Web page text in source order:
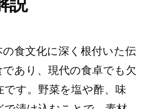
SEO
を
意
識
し
の食文化に深く根付いた伝
あり、現代の食卓でも欠
です。野菜を塩や酢、味